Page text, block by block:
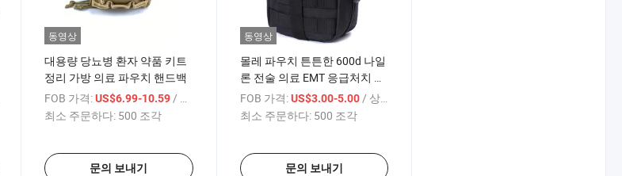
동영상
대용량 당뇨병 환자 약품 키트
정리 가방 의료 파우치 핸드백
FOB 가격: US$6.99-10.59/ 상품
최소 주문하다: 500 조각
문의 보내기
동영상
몰레 파우치 튼튼한 600d 나일
론 전술 의료 EMT 응급처치 가
방
FOB 가격: US$3.00-5.00/ 상품
최소 주문하다: 500 조각
문의 보내기